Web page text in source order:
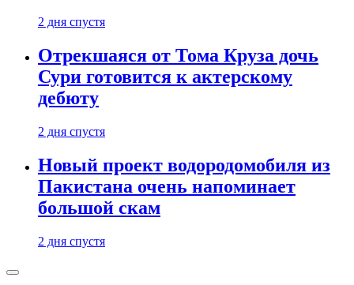
2 дня спустя
Отрекшаяся от Тома Круза дочь
Сури готовится к актерскому
дебюту
2 дня спустя
Новый проект водородомобиля из
Пакистана очень напоминает
большой скам
2 дня спустя